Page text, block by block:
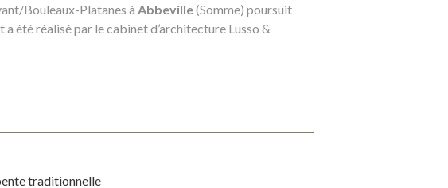
Bouleaux-Platanes à Abbeville(Somme) poursuit
été réalisé par le cabinet d’architecture Lusso &
traditionnelle